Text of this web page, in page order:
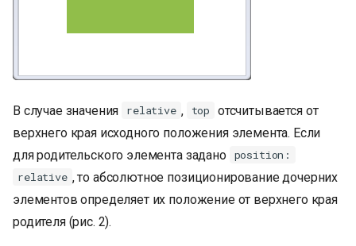
к
В случае значения relative , top
отсчитывается от
верхнего края исходного положения элемента. Если
для родительского элемента задано position:
relative , то абсолютное позиционирование дочерних
элементов определяет их положение от верхнего края
родителя (рис. 2).